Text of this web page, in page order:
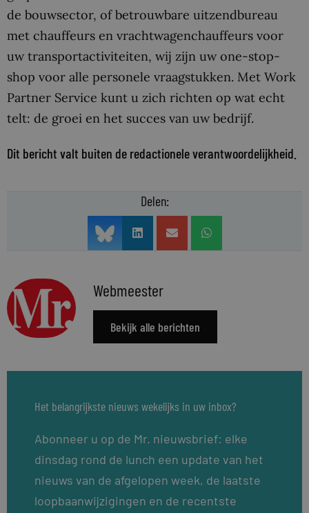
de bouwsector, of betrouwbare uitzendbureau
met chauffeurs en vrachtwagenchauffeurs voor
uw transportactiviteiten, wij zijn uw one-stop-
shop voor alle personele vraagstukken. Met Work
Partner Service kunt u zich richten op wat echt
telt: de groei en het succes van uw bedrijf.
Dit bericht valt buiten de redactionele verantwoordelijkheid.
Delen:
Webmeester
Bekijk alle berichten
Het belangrijkste nieuws wekelijks in uw inbox?
Abonneer u op de Mr. nieuwsbrief: elke
dinsdag rond de lunch een update van het
nieuws van de afgelopen week, de laatste
loopbaanwijzigingen en de recentste